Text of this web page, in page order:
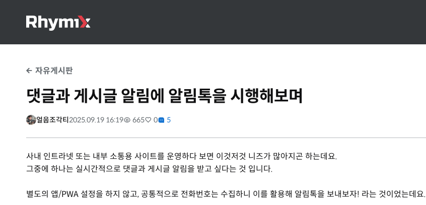
자유게시판
댓글과 게시글 알림에 알림톡을 시행해보며
얼음조각티2025.09.19 16:19 665 0 5
사내 인트라넷 또는 내부 소통용 사이트를 운영하다 보면 이것저것 니즈가 많아지곤 하는데요.
그중에 하나는 실시간적으로 댓글과 게시글 알림을 받고 싶다는 것 입니다.
별도의 앱/PWA 설정을 하지 않고, 공통적으로 전화번호는 수집하니 이를 활용해 알림톡을 보내보자! 라는 것이었는데요.